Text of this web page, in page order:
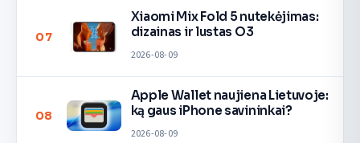
07
Xiaomi Mix Fold 5 nutekėjimas:
dizainas ir lustas O3
2026-08-09
08
Apple Wallet naujiena Lietuvoje:
ką gaus iPhone savininkai?
2026-08-09